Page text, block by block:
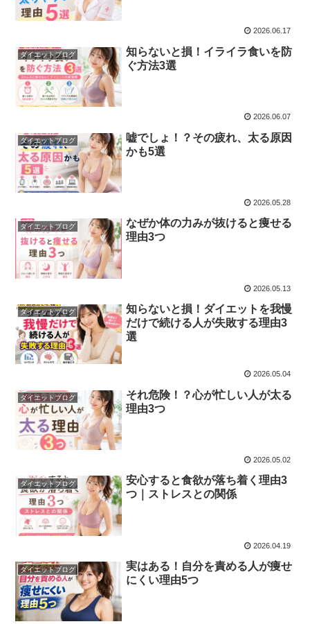
2026.06.17
ダイエットブログ
知らないと損！イライラ食いを防
ぐ方法3選
2026.06.07
ダイエットブログ
嘘でしょ！？その疲れ、太る原因
かも5選
2026.05.28
ダイエットブログ
なぜか体の力みが抜けると痩せる
理由3つ
2026.05.13
ダイエットブログ
知らないと損！ダイエットを我慢
だけで続ける人が失敗する理由3
選
2026.05.04
ダイエットブログ
それ危険！？心が忙しい人が太る
理由3つ
2026.05.02
ダイエットブログ
安心すると食欲が落ち着く理由3
つ｜ストレスとの関係
2026.04.19
ダイエットブログ
実はある！自分を責める人が痩せ
にくい理由5つ